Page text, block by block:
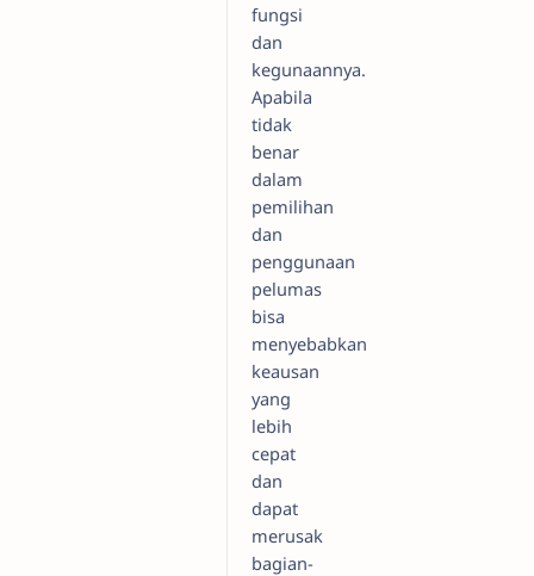
fungsi
dan
kegunaannya.
Apabila
tidak
benar
dalam
pemilihan
dan
penggunaan
pelumas
bisa
menyebabkan
keausan
yang
lebih
cepat
dan
dapat
merusak
bagian-